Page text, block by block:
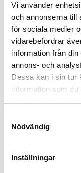
Vi använder
och annonserna till
för sociala medier
vidarebefordrar
information från
annons- och
Dessa kan i sin tur
information som
Nödvändig
Inställningar
Typ:
Center